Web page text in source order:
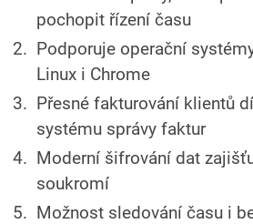
pochopit řízení času
Podporuje operační
Linux i Chrome
Přesné fakturování klientů
systému správy faktur
Moderní šifrování dat
soukromí
Možnost sledování času i